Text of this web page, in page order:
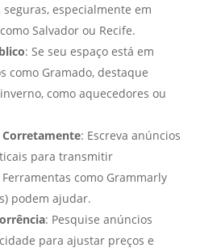
especialmente em
Salvador ou Recife.
: Se seu espaço está em
como Gramado, destaque
como aquecedores ou
Corretamente: Escreva anúncios
para transmitir
como Grammarly
podem ajudar.
: Pesquise anúncios
para ajustar preços e